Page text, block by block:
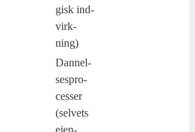
gisk ind­
virk­
ning)
Dan­nel­
ses­pro­
ces­ser
(sel­vets
ejen­